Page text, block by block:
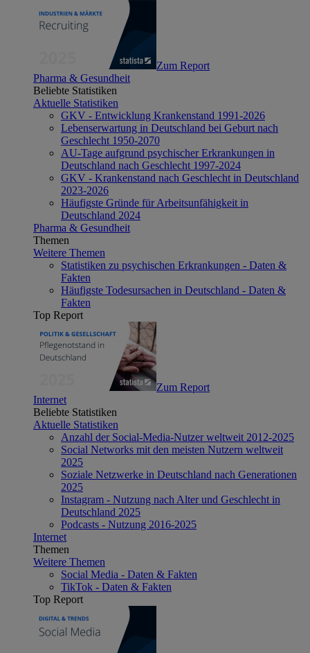
Zum Report
Pharma & Gesundheit
Beliebte Statistiken
Aktuelle Statistiken
GKV - Entwicklung Krankenstand 1991-2026
Lebenserwartung in Deutschland bei Geburt nach
Geschlecht 1950-2070
AU-Tage aufgrund psychischer Erkrankungen in
Deutschland nach Geschlecht 1997-2024
GKV - Krankenstand nach Geschlecht in Deutschland
2023-2026
Häufigste Gründe für Arbeitsunfähigkeit in
Deutschland 2024
Pharma & Gesundheit
Themen
Weitere Themen
Statistiken zu psychischen Erkrankungen - Daten &
Fakten
Häufigste Todesursachen in Deutschland - Daten &
Fakten
Top Report
Zum Report
Internet
Beliebte Statistiken
Aktuelle Statistiken
Anzahl der Social-Media-Nutzer weltweit 2012-2025
Social Networks mit den meisten Nutzern weltweit
2025
Soziale Netzwerke in Deutschland nach Generationen
2025
Instagram - Nutzung nach Alter und Geschlecht in
Deutschland 2025
Podcasts - Nutzung 2016-2025
Internet
Themen
Weitere Themen
Social Media - Daten & Fakten
TikTok - Daten & Fakten
Top Report